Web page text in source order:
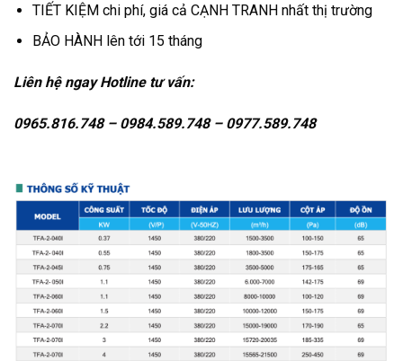
TIẾT KIỆM chi phí, giá cả CẠNH TRANH nhất thị trường
BẢO HÀNH lên tới 15 tháng
Liên hệ ngay Hotline tư vấn:
0965.816.748 – 0984.589.748 – 0977.589.748